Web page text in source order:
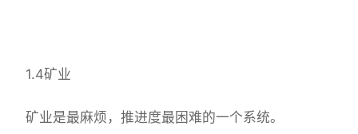
1.4矿业
矿业是最麻烦，推进度最困难的一个系统。